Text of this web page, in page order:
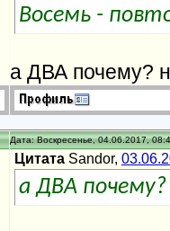
Восемь -
а ДВА почему?
Дата: Воскресенье, 04.06.2017,
Цитата Sandor,
а ДВА почему?